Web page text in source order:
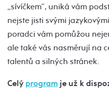
„sívíčkem“, uniká vám
nejste jisti svými
poradci vám pomůžou
ale také vás nasměrují na
talentů a silných stránek.
Celý program je už k